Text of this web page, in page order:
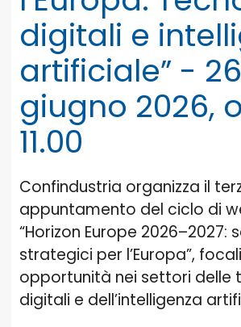
digitali e
artificiale” - 26
giugno 2026,
11.00
Confindustria organizza il
appuntamento del ciclo di
“Horizon Europe 2026–2027:
strategici per l’Europa”,
opportunità nei settori delle
digitali e dell’intelligenza